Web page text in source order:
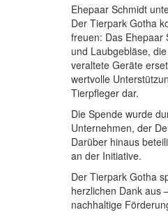
Ehepaar Schmidt
Der Tierpark Gotha
freuen: Das Ehepaar
und Laubgebläse,
veraltete Geräte
wertvolle
Tierpfleger dar.
Die Spende wurde
Unternehmen, der
Darüber hinaus
an der Initiative.
Der Tierpark Gotha
herzlichen Dank aus
nachhaltige